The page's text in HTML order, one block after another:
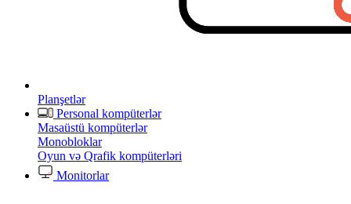
Planşetlər
Personal kompüterlər
Masaüstü kompüterlər
Monobloklar
Oyun və Qrafik kompüterləri
Monitorlar